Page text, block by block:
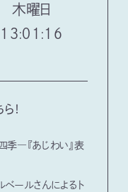
木曜日
１３:０１:１７
！
―『あじわい』表
ベールさんによるト